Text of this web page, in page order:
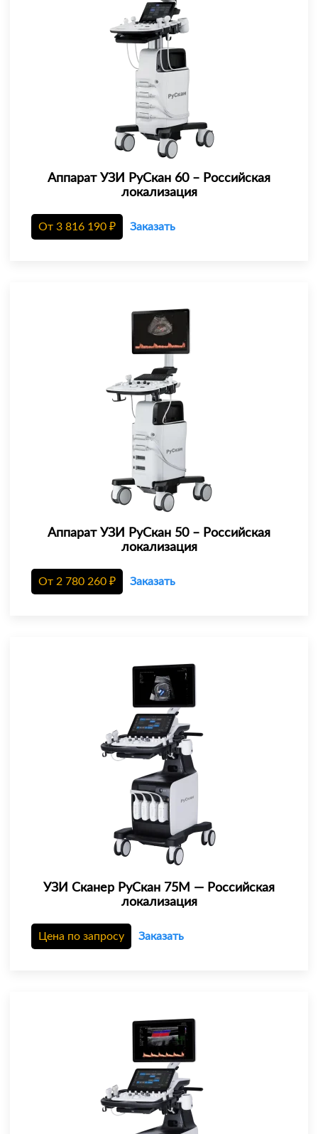
Аппарат УЗИ РуСкан 60 – Российская
локализация
От 3 816 190 ₽ Заказать
Аппарат УЗИ РуСкан 50 – Российская
локализация
От 2 780 260 ₽ Заказать
УЗИ Сканер РуСкан 75М — Российская
локализация
Цена по запросу Заказать